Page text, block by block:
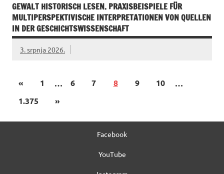
GEWALT HISTORISCH LESEN. PRAXISBEISPIELE FÜR
MULTIPERSPEKTIVISCHE INTERPRETATIONEN VON QUELLEN
IN DER GESCHICHTSWISSENSCHAFT
3. srpnja 2026.
« 1 … 6 7 8 9 10
…
1.375
»
Facebook
YouTube